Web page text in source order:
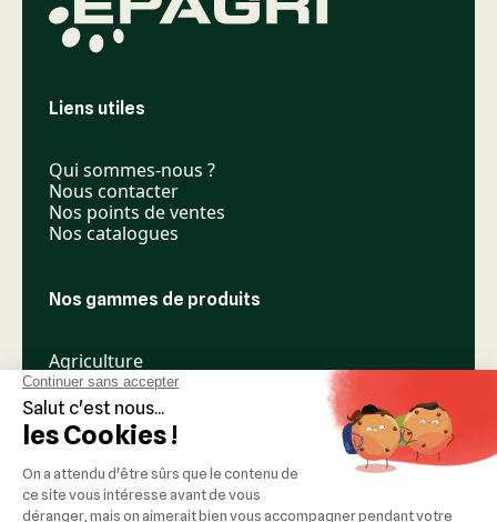
Liens utiles
Qui sommes-nous ?
Nous contacter
Nos points de ventes
Nos catalogues
Nos gammes de produits
Agriculture
Élevage
Espaces verts
Nos réseaux